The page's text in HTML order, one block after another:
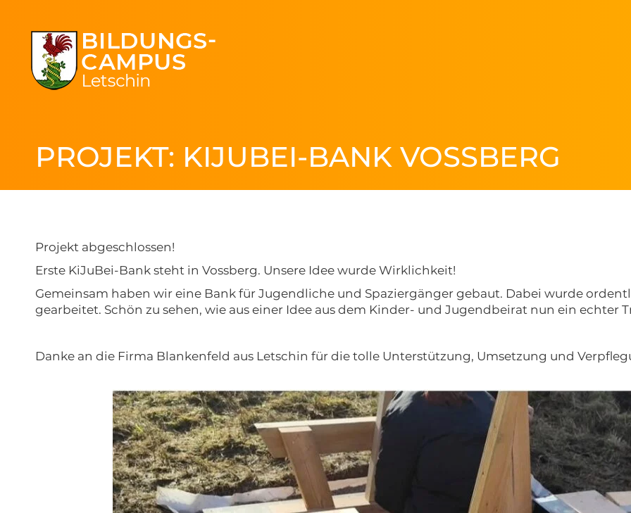
PROJEKT: KIJUBEI-BANK VOSSBERG
Projekt abgeschlossen!
Erste KiJuBei-Bank steht in Vossberg. Unsere Idee wurde Wirklichkeit!
Gemeinsam haben wir eine Bank für Jugendliche und Spaziergänger gebaut. Dabei wurde
gearbeitet. Schön zu sehen, wie aus einer Idee aus dem Kinder- und Jugendbeirat nun ein echter
Danke an die Firma Blankenfeld aus Letschin für die tolle Unterstützung, Umsetzung und